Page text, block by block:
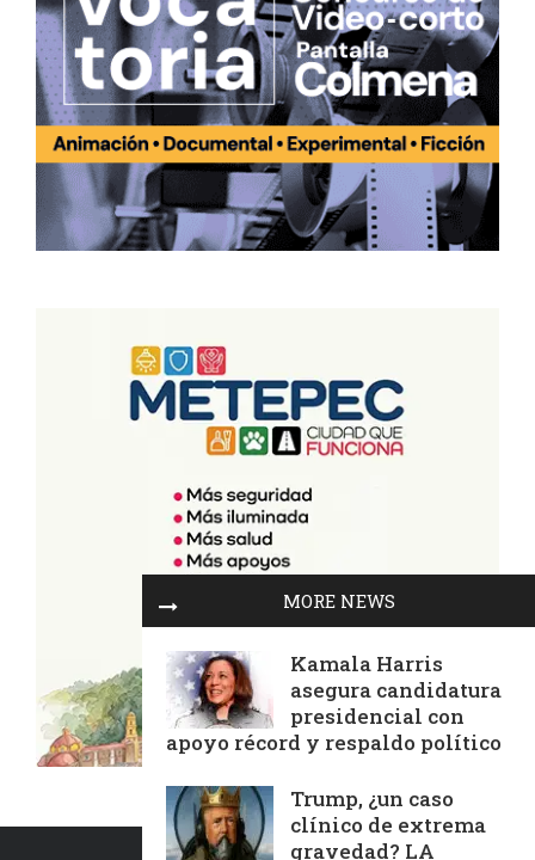
MORE NEWS
Kamala Harris
asegura candidatura
presidencial con
apoyo récord y respaldo político
Trump, ¿un caso
clínico de extrema
gravedad? LA